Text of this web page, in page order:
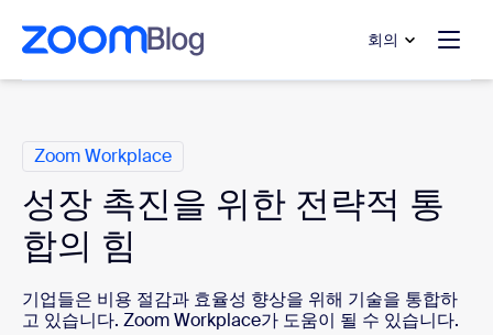
으로 건너뛰기
팅으로 건너뛰기
회의
Zoom Workplace
성장 촉진을 위한 전략적 통
합의 힘
기업들은 비용 절감과 효율성 향상을 위해 기술을 통합하
고 있습니다. Zoom Workplace가 도움이 될 수 있습니다.